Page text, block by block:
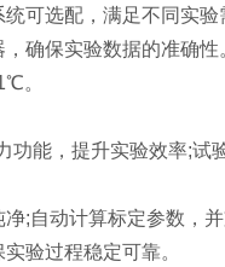
可选配，满足不同实验
确保实验数据的准确性
。
能，提升实验效率;试
;自动计算标定参数，
验过程稳定可靠。